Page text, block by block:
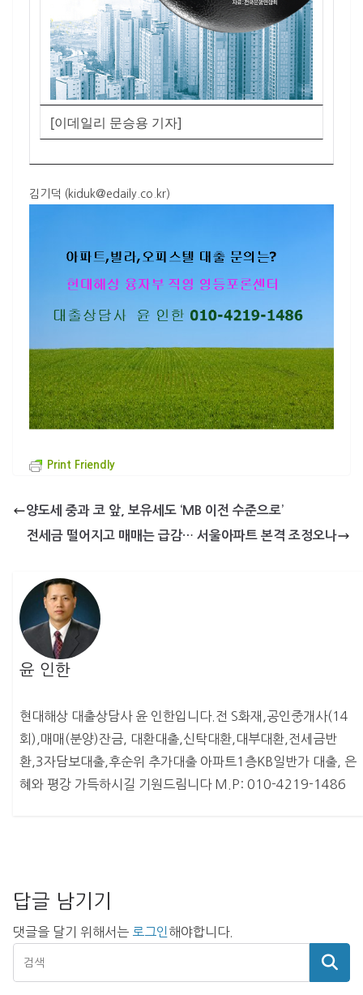
[이데일리 문승용 기자]
김기덕 (kiduk@edaily.co.kr)
Print Friendly
양도세 중과 코 앞, 보유세도 ‘MB 이전 수준으로’
전세금 떨어지고 매매는 급감… 서울아파트 본격 조정오나
윤 인한
현대해상 대출상담사 윤 인한입니다.전 S화재,공인중개사(14
회),매매(분양)잔금, 대환대출,신탁대환,대부대환,전세금반
환,3자담보대출,후순위 추가대출 아파트1층KB일반가 대출, 은
혜와 평강 가득하시길 기원드림니다 M.P: 010-4219-1486
답글 남기기
댓글을 달기 위해서는 로그인 해야합니다.